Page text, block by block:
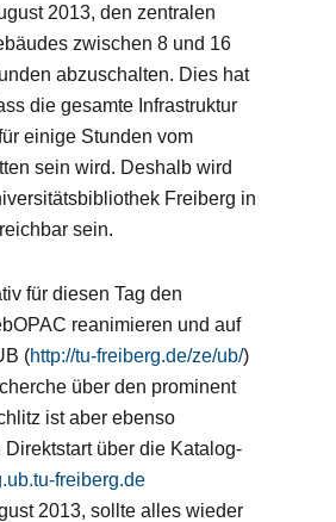
2013, den zentralen
zwischen 8 und 16
abzuschalten. Dies hat
die gesamte Infrastruktur
einige Stunden vom
sein wird. Deshalb wird
Freiberg in
sein.
für diesen Tag den
reanimieren und auf
(http://tu-freiberg.de/ze/ub/)
über den prominent
ist aber ebenso
über die Katalog-
freiberg.de
2013, sollte alles wieder